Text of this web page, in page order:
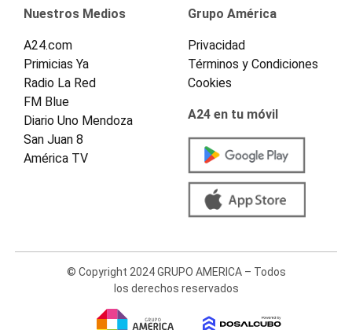
Nuestros Medios
A24.com
Primicias Ya
Radio La Red
FM Blue
Diario Uno Mendoza
San Juan 8
América TV
Grupo América
Privacidad
Términos y Condiciones
Cookies
A24 en tu móvil
© Copyright 2024 GRUPO AMERICA – Todos
los derechos reservados